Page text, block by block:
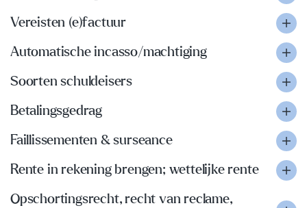
Vereisten (e)factuur
Automatische incasso/machtiging
Soorten schuldeisers
Betalingsgedrag
Faillissementen & surseance
Rente in rekening brengen; wettelijke rente
Opschortingsrecht, recht van reclame,